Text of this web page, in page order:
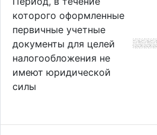
которого оформленные
первичные учетные
документы для целей
налогообложения не
имеют юридической
силы